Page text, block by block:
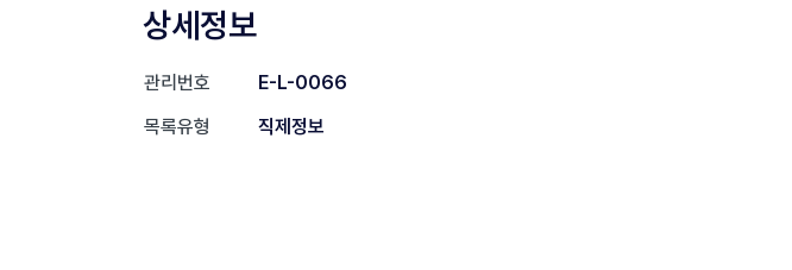
상세정보
관리번호
E-L-0066
목록유형
직제정보